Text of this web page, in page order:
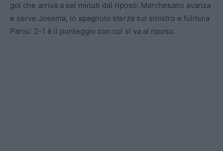
gol che arriva a sei minuti dal riposo: Marchesano avanza
e serve Josema, lo spagnolo sterza sul sinistro e fulmina
Parisi: 2-1 è il punteggio con cui si va al riposo.